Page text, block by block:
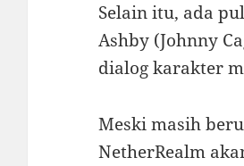
Selain itu, ada
Ashby (Johnny
dialog karakter
Meski masih
NetherRealm